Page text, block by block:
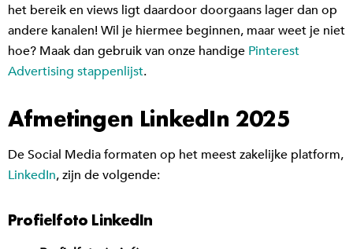
het bereik en views ligt daardoor doorgaans lager dan op
andere kanalen! Wil je hiermee beginnen, maar weet je niet
hoe? Maak dan gebruik van onze handige Pinterest
Advertising stappenlijst.
Afmetingen LinkedIn 2025
De Social Media formaten op het meest zakelijke platform,
LinkedIn, zijn de volgende:
Profielfoto LinkedIn